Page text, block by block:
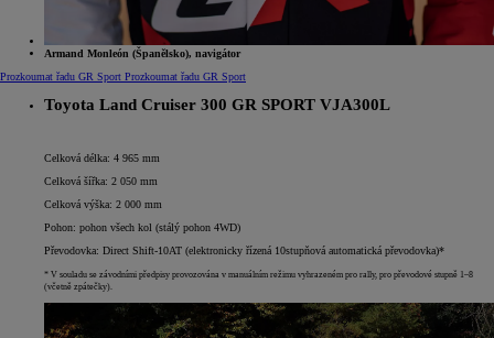
Armand Monleón (Španělsko), navigátor
Prozkoumat řadu GR Sport Prozkoumat řadu GR Sport
Toyota Land Cruiser 300 GR SPORT VJA300L
Celková délka: 4 965 mm
Celková šířka: 2 050 mm
Celková výška: 2 000 mm
Pohon: pohon všech kol (stálý pohon 4WD)
Převodovka: Direct Shift-10AT (elektronicky řízená 10stupňová automatická převodovka)*
* V souladu se závodními předpisy provozována v manuálním režimu vyhrazeném pro rally, pro převodové stupně 1–8
(včetně zpátečky).